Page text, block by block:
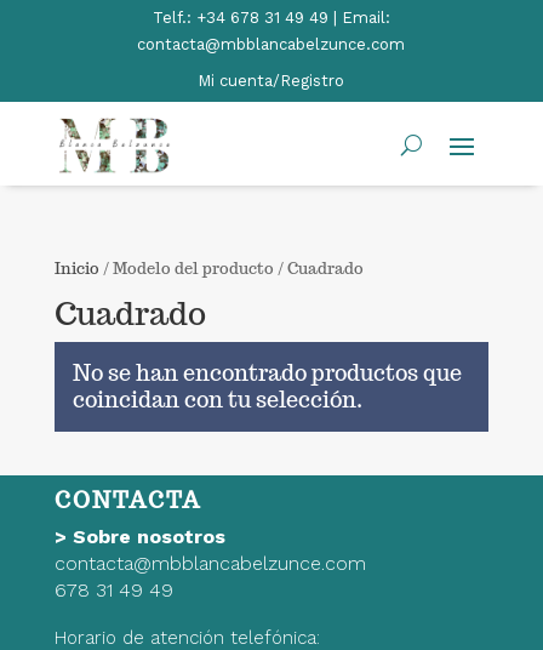
Telf.: +34 678 31 49 49 | Email:
contacta@mbblancabelzunce.com
Mi cuenta/Registro
Inicio / Modelo del producto / Cuadrado
Cuadrado
No se han encontrado productos que
coincidan con tu selección.
CONTACTA
> Sobre nosotros
contacta@mbblancabelzunce.com
678 31 49 49
Horario de atención telefónica: